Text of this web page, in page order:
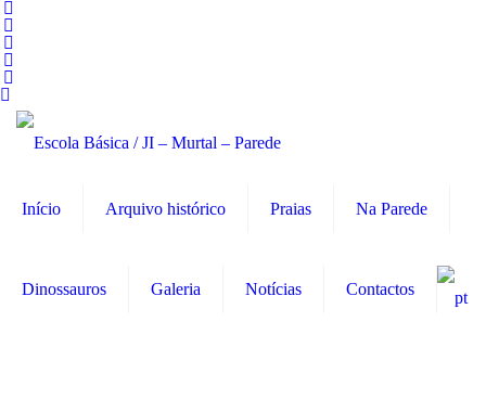
Início Arquivo histórico Praias Na Parede
Dinossauros Galeria Notícias Contactos